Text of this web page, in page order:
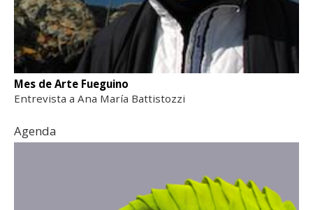
Mes de Arte Fueguino
Entrevista a Ana María Battistozzi
Agenda